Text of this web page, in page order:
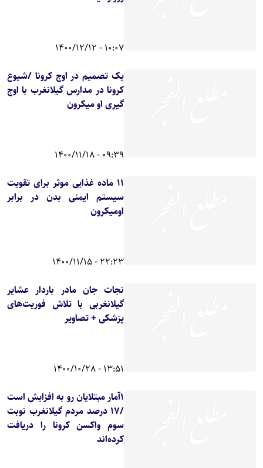
10:07 - 1400/12/12
یک تصمیم در اوج کرونا /شیوع
کرونا در مدارس گیلانغرب با اوج
گیری او میکرون
09:39 - 1400/11/18
۱۱ ماده غذایی موثر برای تقویت
سیستم ایمنی بدن در برابر
اومیکرون
22:23 - 1400/11/15
نجات جان مادر باردار عشایر
گیلانغربی با تلاش فوریت‌های
پزشکی + تصاویر
13:51 - 1400/10/28
۱آمار مبتلایان رو به افزایش است
/17 درصد مردم گیلانغرب نوبت
سوم واکسن کرونا را دریافت
کرده‌اند